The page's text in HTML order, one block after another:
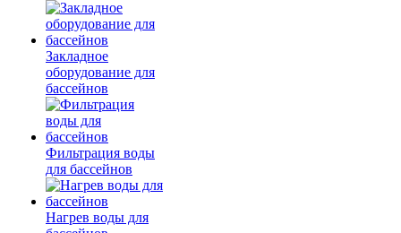
Закладное
оборудование для
бассейнов
Фильтрация воды
для бассейнов
Нагрев воды для